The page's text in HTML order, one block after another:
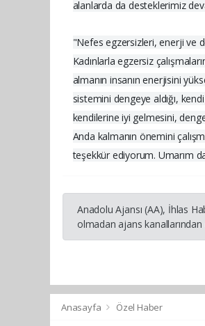
alanlarda da desteklerimiz
"Nefes egzersizleri, enerji ve
Kadınlarla egzersiz
almanın insanın enerjisini
sistemini dengeye aldığı,
kendilerine iyi gelmesini,
Anda kalmanın önemini
teşekkür ediyorum. Umarım
Anadolu Ajansı (AA), İhlas
olmadan ajans
Anasayfa Özel Haber